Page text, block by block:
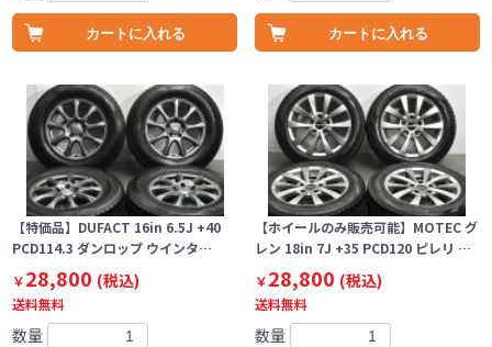
カートに入れる カートに入れる
【特価品】DUFACT 16in 6.5J +40
PCD114.3 ダンロップ ウインタ…
￥28,800 (税込)
送料無料
数量
【ホイールのみ販売可能】MOTEC グ
レン 18in 7J +35 PCD120 ピレリ …
￥28,800 (税込)
送料無料
数量